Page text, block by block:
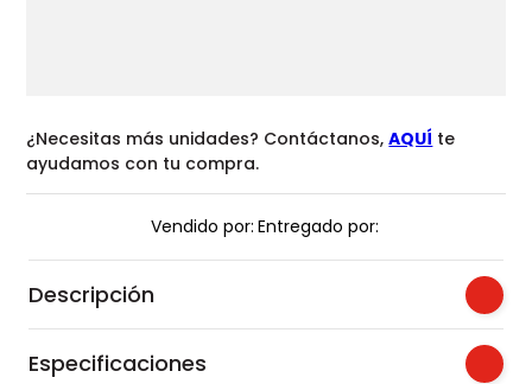
¿Necesitas más unidades? Contáctanos,AQUÍ te
ayudamos con tu compra.
Vendido por: Entregado por:
Descripción
Especificaciones